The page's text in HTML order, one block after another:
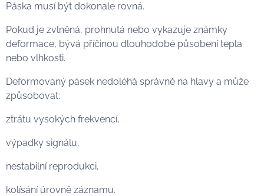
Páska musí být dokonale rovná.
Pokud je zvlněná, prohnutá nebo vykazuje známky
deformace, bývá příčinou dlouhodobé působení tepla
nebo vlhkosti.
Deformovaný pásek nedoléhá správně na hlavy a může
způsobovat:
ztrátu vysokých frekvencí,
výpadky signálu,
nestabilní reprodukci,
kolísání úrovně záznamu.